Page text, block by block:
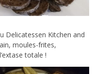
Delicatessen Kitchen and
moules-frites,
totale !